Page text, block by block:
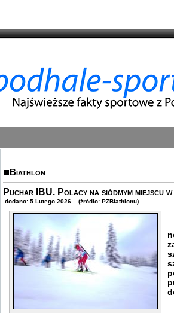
Biathlon
Puchar IBU. Polacy na siódmym miejscu
dodano: 5 Lutego 2026 (źródło: PZBiathlonu)